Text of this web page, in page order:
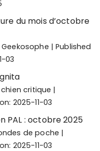
du mois d’octobre
Geekosophe
Published
03
chien critique
2025-11-03
PAL : octobre 2025
de poche
2025-11-03